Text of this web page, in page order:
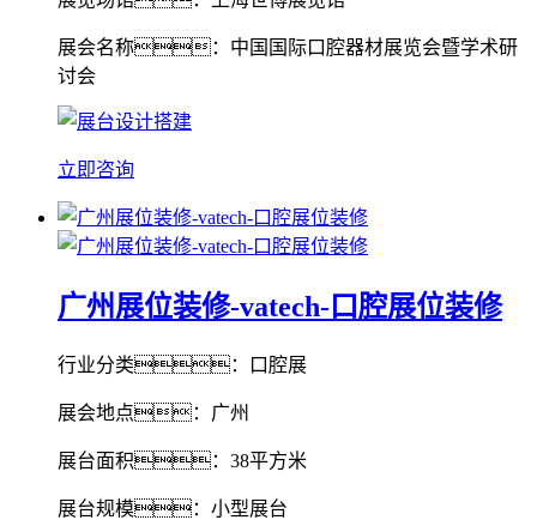
展会名称：中国国际口腔器材展览会暨学术研
讨会
立即咨询
广州展位装修-vatech-口腔展位装修
行业分类：口腔展
展会地点：广州
展台面积：38平方米
展台规模：小型展台